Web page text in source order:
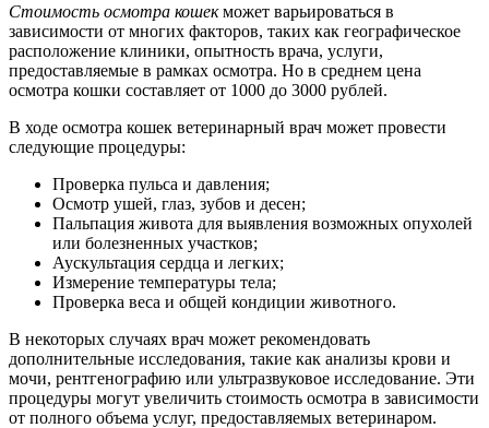
Стоимость осмотра кошекможет варьироваться в
зависимости от многих факторов, таких как географическое
расположение клиники, опытность врача, услуги,
предоставляемые в рамках осмотра. Но в среднем цена
осмотра кошки составляет от 1000 до 3000 рублей.
В ходе осмотра кошек ветеринарный врач может провести
следующие процедуры:
Проверка пульса и давления;
Осмотр ушей, глаз, зубов и десен;
Пальпация живота для выявления возможных опухолей
или болезненных участков;
Аускультация сердца и легких;
Измерение температуры тела;
Проверка веса и общей кондиции животного.
В некоторых случаях врач может рекомендовать
дополнительные исследования, такие как анализы крови и
мочи, рентгенографию или ультразвуковое исследование. Эти
процедуры могут увеличить стоимость осмотра в зависимости
от полного объема услуг, предоставляемых ветеринаром.